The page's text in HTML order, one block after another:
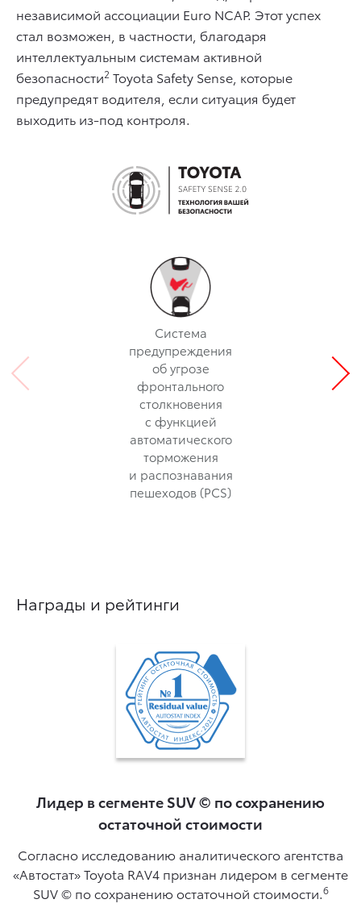
независимой ассоциации Euro NCAP. Этот успех
стал возможен, в частности, благодаря
интеллектуальным системам активной
безопасности2 Toyota Safety Sense, которые
предупредят водителя, если ситуация будет
выходить из-под контроля.
Система
предупреждения
об угрозе
фронтального
столкновения
с функцией
автоматического
торможения
и распознавания
пешеходов (PCS)
Награды и рейтинги
Лидер в сегменте SUV © по сохранению
остаточной стоимости
Согласно исследованию аналитического агентства
«Автостат» Toyota RAV4 признан лидером в сегменте
SUV © по сохранению остаточной стоимости. 6